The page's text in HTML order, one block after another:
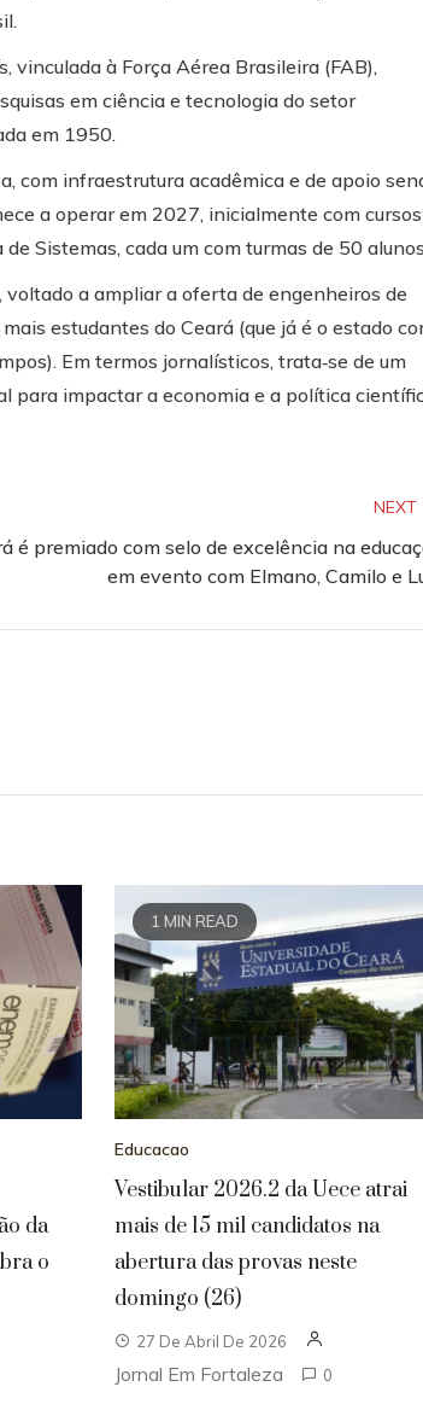
vinculada à Força Aérea Brasileira (FAB),
em ciência e tecnologia do setor
em 1950.
com infraestrutura acadêmica e de apoio
a operar em 2027, inicialmente com cursos
Sistemas, cada um com turmas de 50
a ampliar a oferta de engenheiros de
estudantes do Ceará (que já é o estado
Em termos jornalísticos, trata‑se de um
para impactar a economia e a política
NEXT
é premiado com selo de excelência na
em evento com Elmano, Camilo e
da
o
1 MIN READ
Educacao
Vestibular 2026.2 da Uece atrai
mais de 15 mil candidatos na
abertura das provas neste
domingo (26)
27 De Abril De 2026
Jornal Em Fortaleza 0